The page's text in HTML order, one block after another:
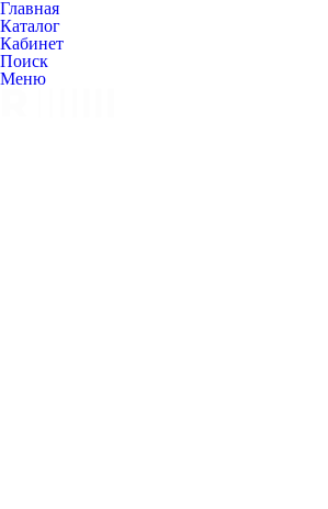
Главная
Каталог
Кабинет
Поиск
Меню